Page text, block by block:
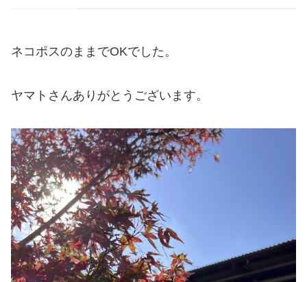
ネコポスのままでOKでした。
ヤマトさんありがとうございます。